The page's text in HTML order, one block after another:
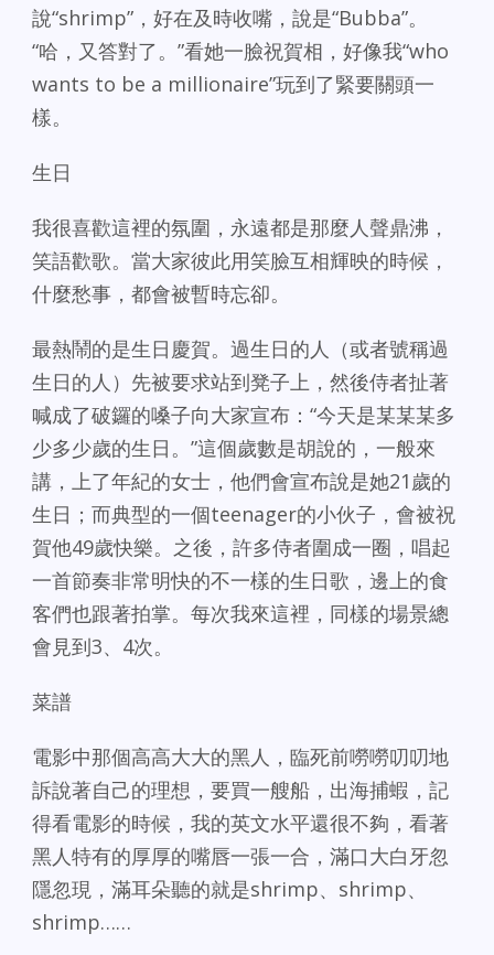
說“shrimp”，好在及時收嘴，說是“Bubba”。
“哈，又答對了。”看她一臉祝賀相，好像我“who
wants to be a millionaire”玩到了緊要關頭一
樣。
生日
我很喜歡這裡的氛圍，永遠都是那麼人聲鼎沸，
笑語歡歌。當大家彼此用笑臉互相輝映的時候，
什麼愁事，都會被暫時忘卻。
最熱鬧的是生日慶賀。過生日的人（或者號稱過
生日的人）先被要求站到凳子上，然後侍者扯著
喊成了破鑼的嗓子向大家宣布：“今天是某某某多
少多少歲的生日。”這個歲數是胡說的，一般來
講，上了年紀的女士，他們會宣布說是她21歲的
生日；而典型的一個teenager的小伙子，會被祝
賀他49歲快樂。之後，許多侍者圍成一圈，唱起
一首節奏非常明快的不一樣的生日歌，邊上的食
客們也跟著拍掌。每次我來這裡，同樣的場景總
會見到3、4次。
菜譜
電影中那個高高大大的黑人，臨死前嘮嘮叨叨地
訴說著自己的理想，要買一艘船，出海捕蝦，記
得看電影的時候，我的英文水平還很不夠，看著
黑人特有的厚厚的嘴唇一張一合，滿口大白牙忽
隱忽現，滿耳朵聽的就是shrimp、shrimp、
shrimp……